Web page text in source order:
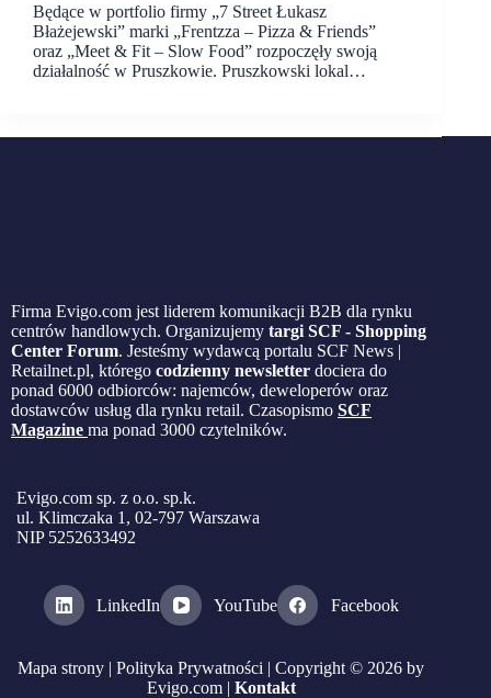
Będące w portfolio firmy „7 Street Łukasz
Błażejewski” marki „Frentzza – Pizza & Friends”
oraz „Meet & Fit – Slow Food” rozpoczęły swoją
działalność w Pruszkowie. Pruszkowski lokal…
Firma Evigo.com jest liderem komunikacji B2B dla rynku
centrów handlowych. Organizujemy targi SCF - Shopping
Center Forum. Jesteśmy wydawcą portalu SCF News |
Retailnet.pl, którego codzienny newsletter dociera do
ponad 6000 odbiorców: najemców, deweloperów oraz
dostawców usług dla rynku retail. Czasopismo SCF
Magazine ma ponad 3000 czytelników.
Evigo.com sp. z o.o. sp.k.
ul. Klimczaka 1, 02-797 Warszawa
NIP 5252633492
LinkedIn YouTube Facebook
Mapa strony |Polityka Prywatności | Copyright © 2026 by
Evigo.com | Kontakt